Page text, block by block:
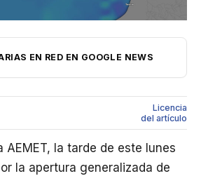
EN RED EN GOOGLE NEWS
Licencia
del artículo
AEMET, la tarde de este lunes
la apertura generalizada de